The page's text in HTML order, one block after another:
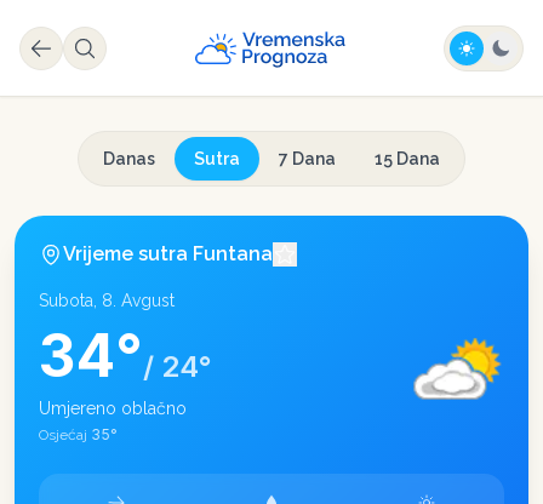
Danas Sutra 7 Dana 15 Dana
Vrijeme sutra Funtana
Subota, 8. Avgust
34°/ 24°
Umjereno oblačno
Osjećaj 35°